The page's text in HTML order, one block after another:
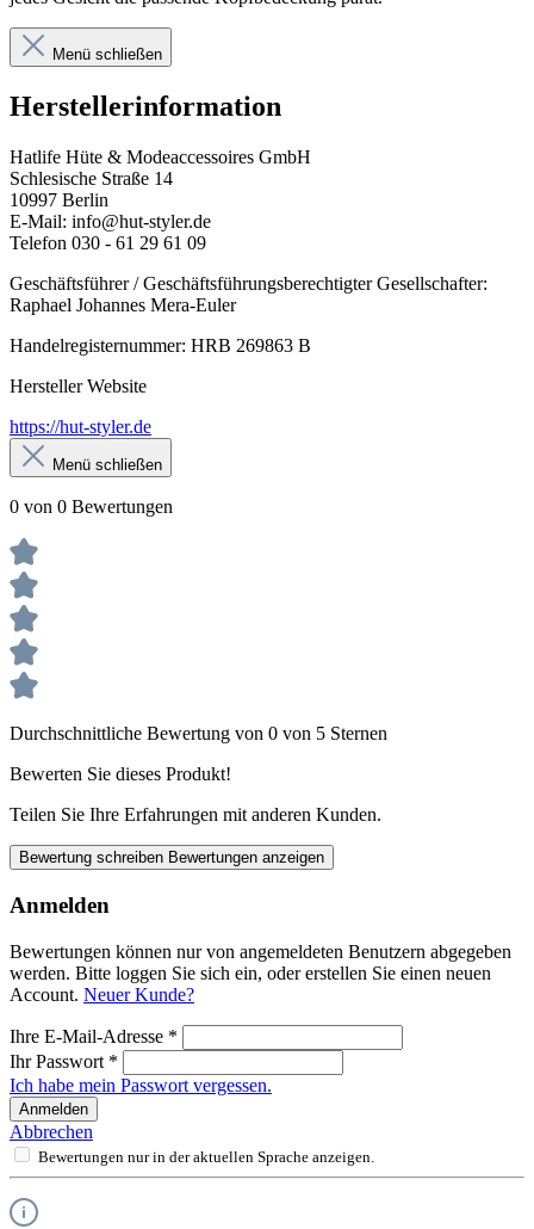
Menü schließen
Herstellerinformation
Hatlife Hüte & Modeaccessoires GmbH
Schlesische Straße 14
10997 Berlin
E-Mail: info@hut-styler.de
Telefon 030 - 61 29 61 09
Geschäftsführer / Geschäftsführungsberechtigter Gesellschafter:
Raphael Johannes Mera-Euler
Handelregisternummer: HRB 269863 B
Hersteller Website
https://hut-styler.de
Menü schließen
0 von 0 Bewertungen
Durchschnittliche Bewertung von 0 von 5 Sternen
Bewerten Sie dieses Produkt!
Teilen Sie Ihre Erfahrungen mit anderen Kunden.
Bewertung schreiben Bewertungen anzeigen
Anmelden
Bewertungen können nur von angemeldeten Benutzern abgegeben
werden. Bitte loggen Sie sich ein, oder erstellen Sie einen neuen
Account. Neuer Kunde?
Ihre E-Mail-Adresse *
Ihr Passwort *
Ich habe mein Passwort vergessen.
Anmelden
Abbrechen
Bewertungen nur in der aktuellen Sprache anzeigen.